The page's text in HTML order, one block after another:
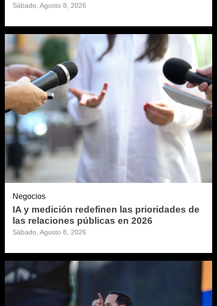
Sábado, Agosto 8, 2026
Negocios
IA y medición redefinen las prioridades de
las relaciones públicas en 2026
Sábado, Agosto 8, 2026